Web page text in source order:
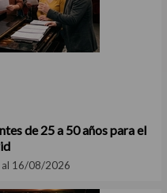
de 25 a 50 años para el
16/08/2026